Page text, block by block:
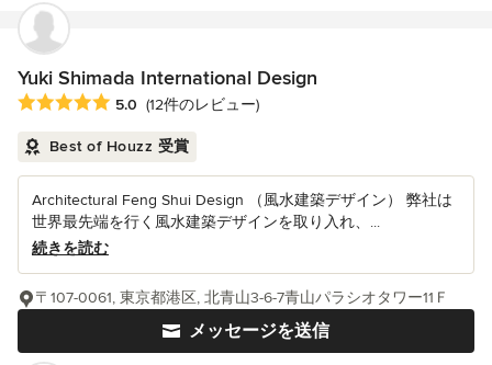
Yuki Shimada International Design
平均評価：5つ星中 星5
5.0 (12件のレビュー)
Best of Houzz 受賞
Architectural Feng Shui Design （風水建築デザイン） 弊社は
世界最先端を行く風水建築デザインを取り入れ、...
続きを読む
メッセージを送信
〒107-0061, 東京都港区, 北青山3-6-7青山パラシオタワー11Ｆ